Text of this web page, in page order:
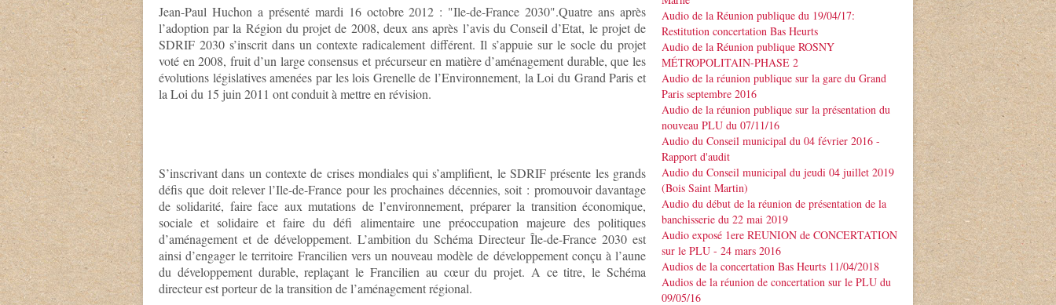
Jean-Paul Huchon a présenté mardi 16 octobre 2012 : "Ile-de-France 2030".Quatre ans après
l’adoption par la Région du projet de 2008, deux ans après l’avis du Conseil d’Etat, le projet de
SDRIF 2030 s’inscrit dans un contexte radicalement différent. Il s’appuie sur le socle du projet
voté en 2008, fruit d’un large consensus et précurseur en matière d’aménagement durable, que les
évolutions législatives amenées par les lois Grenelle de l’Environnement, la Loi du Grand Paris et
la Loi du 15 juin 2011 ont conduit à mettre en révision.
S’inscrivant dans un contexte de crises mondiales qui s’amplifient, leSDRIF présente les grands
défis que doit relever l’Ile-de-France pour les prochaines décennies, soit : promouvoir davantage
de solidarité, faire face aux mutations de l’environnement, préparer la transition économique,
sociale et solidaire et faire du défi alimentaire une préoccupation majeure des politiques
d’aménagement et de développement. L’ambition du Schéma Directeur Île-de-France 2030 est
ainsi d’engager le territoire Francilien vers un nouveau modèle de développement conçu à l’aune
du développement durable, replaçant le Francilien au cœur du projet. A ce titre, le Schéma
directeur est porteur de la transition de l’aménagement régional.
Audio de la Réunion publique du 19/04/17:
Restitution concertation Bas Heurts
Audio de la Réunion publique ROSNY
MÉTROPOLITAIN-PHASE 2
Audio de la réunion publique sur la gare du Grand
Paris septembre 2016
Audio de la réunion publique sur la présentation du
nouveau PLU du 07/11/16
Audio du Conseil municipal du 04 février 2016 -
Rapport d'audit
Audio du Conseil municipal du jeudi 04 juillet 2019
(Bois Saint Martin)
Audio du début de la réunion de présentation de la
banchisserie du 22 mai 2019
Audio exposé 1ere REUNION de CONCERTATION
sur le PLU - 24 mars 2016
Audios de la concertation Bas Heurts 11/04/2018
Audios de la réunion de concertation sur le PLU du
09/05/16